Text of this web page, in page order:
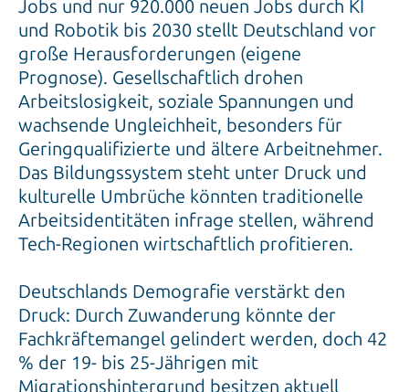
Jobs und nur 920.000 neuen Jobs durch KI
und Robotik bis 2030 stellt Deutschland vor
große Herausforderungen (eigene
Prognose). Gesellschaftlich drohen
Arbeitslosigkeit, soziale Spannungen und
wachsende Ungleichheit, besonders für
Geringqualifizierte und ältere Arbeitnehmer.
Das Bildungssystem steht unter Druck und
kulturelle Umbrüche könnten traditionelle
Arbeitsidentitäten infrage stellen, während
Tech-Regionen wirtschaftlich profitieren.
Deutschlands Demografie verstärkt den
Druck: Durch Zuwanderung könnte der
Fachkräftemangel gelindert werden, doch 42
% der 19- bis 25-Jährigen mit
Migrationshintergrund besitzen aktuell